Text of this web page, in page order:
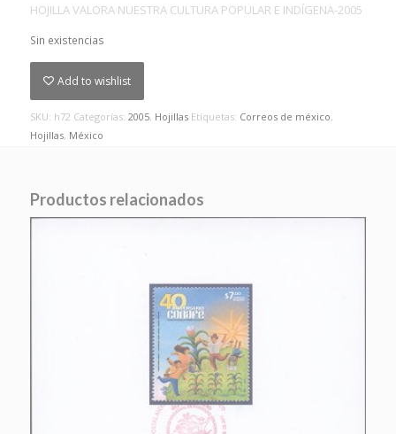
HOJILLA VALORA NUESTRA CULTURA POPULAR E INDÍGENA-2005
Sin existencias
Add to wishlist
SKU: h72 Categorías: 2005, Hojillas Etiquetas: Correos de méxico,
Hojillas, México
Productos relacionados